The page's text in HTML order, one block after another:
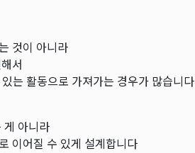
것이 아니라
서
는 활동으로 가져가는 경우가 많습니다
게 아니라
이어질 수 있게 설계합니다